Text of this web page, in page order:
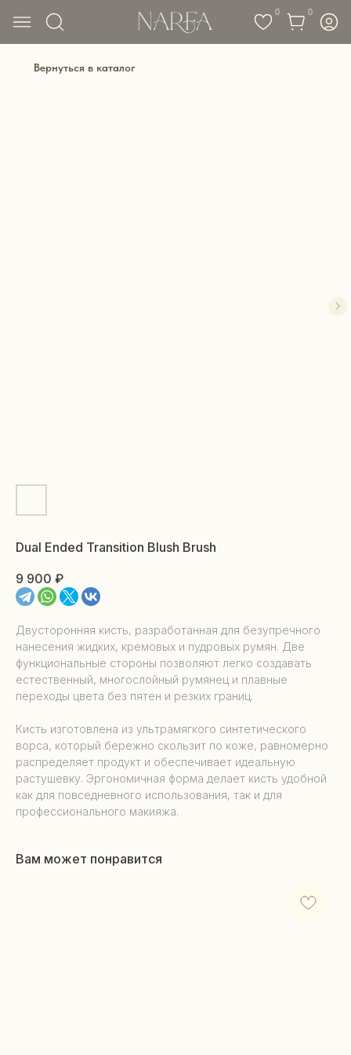
Вернуться в каталог
Dual Ended Transition Blush Brush
9 900 ₽
Двусторонняя кисть, разработанная для безупречного
нанесения жидких, кремовых и пудровых румян. Две
функциональные стороны позволяют легко создавать
естественный, многослойный румянец и плавные
переходы цвета без пятен и резких границ.
Кисть изготовлена из ультрамягкого синтетического
ворса, который бережно скользит по коже, равномерно
распределяет продукт и обеспечивает идеальную
растушевку. Эргономичная форма делает кисть удобной
как для повседневного использования, так и для
профессионального макияжа.
Вам может понравится